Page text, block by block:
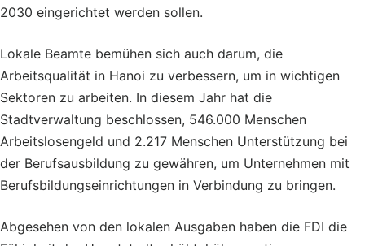
2030 eingerichtet werden sollen.
Lokale Beamte bemühen sich auch darum, die
Arbeitsqualität in Hanoi zu verbessern, um in wichtigen
Sektoren zu arbeiten. In diesem Jahr hat die
Stadtverwaltung beschlossen, 546.000 Menschen
Arbeitslosengeld und 2.217 Menschen Unterstützung bei
der Berufsausbildung zu gewähren, um Unternehmen mit
Berufsbildungseinrichtungen in Verbindung zu bringen.
Abgesehen von den lokalen Ausgaben haben die FDI die